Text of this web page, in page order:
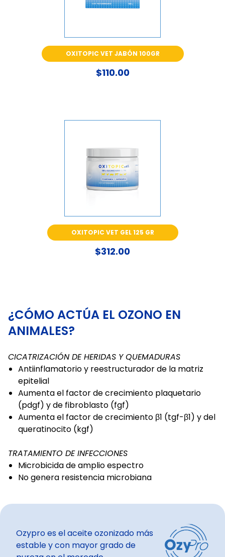
OXITOPIC VET JABÓN 100GR
$110.00
OXITOPIC VET GEL 125 GR
$312.00
¿CÓMO ACTÚA EL OZONO EN
ANIMALES?
CICATRIZACIÓN DE HERIDAS Y QUEMADURAS
Antiinflamatorio y reestructurador de la matriz
epitelial
Aumenta el factor de crecimiento plaquetario
(pdgf) y de fibroblasto (fgf)
Aumenta el factor de crecimiento β1 (tgf-β1) y del
queratinocito (kgf)
TRATAMIENTO DE INFECCIONES
Microbicida de amplio espectro
No genera resistencia microbiana
Ozypro es el aceite ozonizado más
estable y con mayor grado de